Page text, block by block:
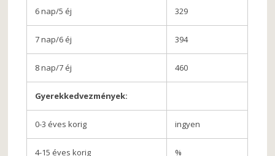
6 nap/5 éj 329
7 nap/6 éj 394
8 nap/7 éj 460
Gyerekkedvezmények:
0-3 éves korig ingyen
4-15 éves korig %